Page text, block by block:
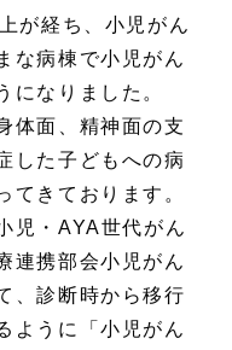
が経ち、小児がん
な病棟で小児がん
になりました。
体面、精神面の支
した子どもへの病
てきております。
児・AYA世代がん
連携部会小児がん
、診断時から移行
ように「小児がん